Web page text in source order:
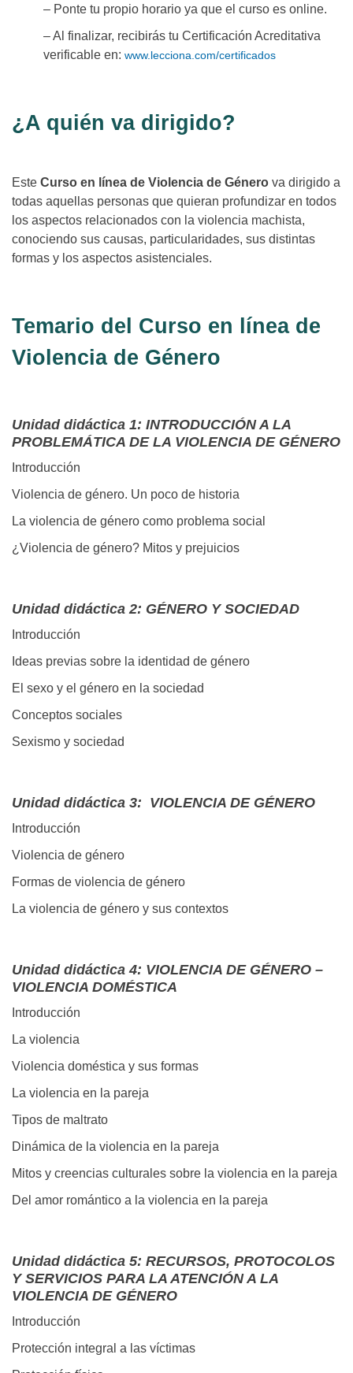
– Ponte tu propio horario ya que el curso es online.
– Al finalizar, recibirás tu Certificación Acreditativa
verificable en: www.lecciona.com/certificados
¿A quién va dirigido?
Este Curso en línea de Violencia de Género va dirigido a
todas aquellas personas que quieran profundizar en todos
los aspectos relacionados con la violencia machista,
conociendo sus causas, particularidades, sus distintas
formas y los aspectos asistenciales.
Temario del Curso en línea de
Violencia de Género
Unidad didáctica 1: INTRODUCCIÓN A LA
PROBLEMÁTICA DE LA VIOLENCIA DE GÉNERO
Introducción
Violencia de género. Un poco de historia
La violencia de género como problema social
¿Violencia de género? Mitos y prejuicios
Unidad didáctica 2: GÉNERO Y SOCIEDAD
Introducción
Ideas previas sobre la identidad de género
El sexo y el género en la sociedad
Conceptos sociales
Sexismo y sociedad
Unidad didáctica 3: VIOLENCIA DE GÉNERO
Introducción
Violencia de género
Formas de violencia de género
La violencia de género y sus contextos
Unidad didáctica 4: VIOLENCIA DE GÉNERO –
VIOLENCIA DOMÉSTICA
Introducción
La violencia
Violencia doméstica y sus formas
La violencia en la pareja
Tipos de maltrato
Dinámica de la violencia en la pareja
Mitos y creencias culturales sobre la violencia en la pareja
Del amor romántico a la violencia en la pareja
Unidad didáctica 5: RECURSOS, PROTOCOLOS
Y SERVICIOS PARA LA ATENCIÓN A LA
VIOLENCIA DE GÉNERO
Introducción
Protección integral a las víctimas